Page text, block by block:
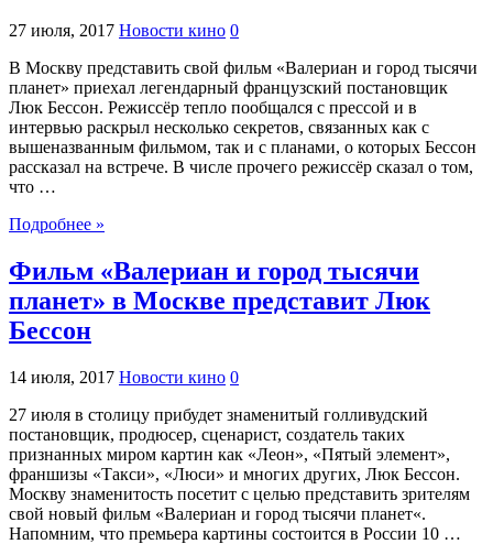
27 июля, 2017 Новости кино 0
В Москву представить свой фильм «Валериан и город тысячи
планет» приехал легендарный французский постановщик
Люк Бессон. Режиссёр тепло пообщался с прессой и в
интервью раскрыл несколько секретов, связанных как с
вышеназванным фильмом, так и с планами, о которых Бессон
рассказал на встрече. В числе прочего режиссёр сказал о том,
что …
Подробнее »
Фильм «Валериан и город тысячи
планет» в Москве представит Люк
Бессон
14 июля, 2017 Новости кино 0
27 июля в столицу прибудет знаменитый голливудский
постановщик, продюсер, сценарист, создатель таких
признанных миром картин как «Леон», «Пятый элемент»,
франшизы «Такси», «Люси» и многих других, Люк Бессон.
Москву знаменитость посетит с целью представить зрителям
свой новый фильм «Валериан и город тысячи планет«.
Напомним, что премьера картины состоится в России 10 …